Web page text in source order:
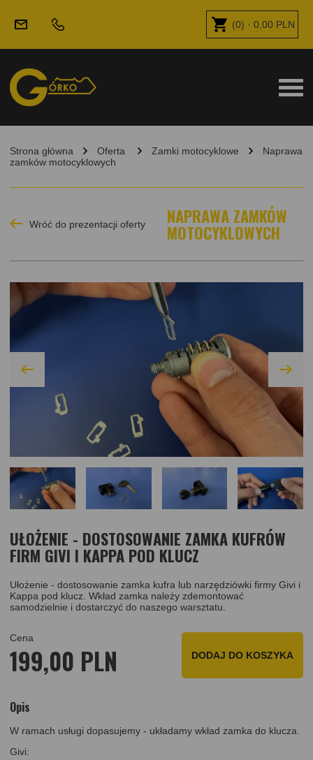
(0) · 0,00 PLN
Strona główna Oferta Zamki motocyklowe
Naprawa
zamków motocyklowych
Wróć do prezentacji oferty NAPRAWA ZAMKÓW
MOTOCYKLOWYCH
UŁOŻENIE - DOSTOSOWANIE ZAMKA KUFRÓW
FIRM GIVI I KAPPA POD KLUCZ
Ułożenie - dostosowanie zamka kufra lub narzędziówki firmy Givi i
Kappa pod klucz. Wkład zamka należy zdemontować
samodzielnie i dostarczyć do naszego warsztatu.
Cena
199,00 PLN DODAJ DO KOSZYKA
Opis
W ramach usługi dopasujemy - układamy wkład zamka do klucza.
Givi: